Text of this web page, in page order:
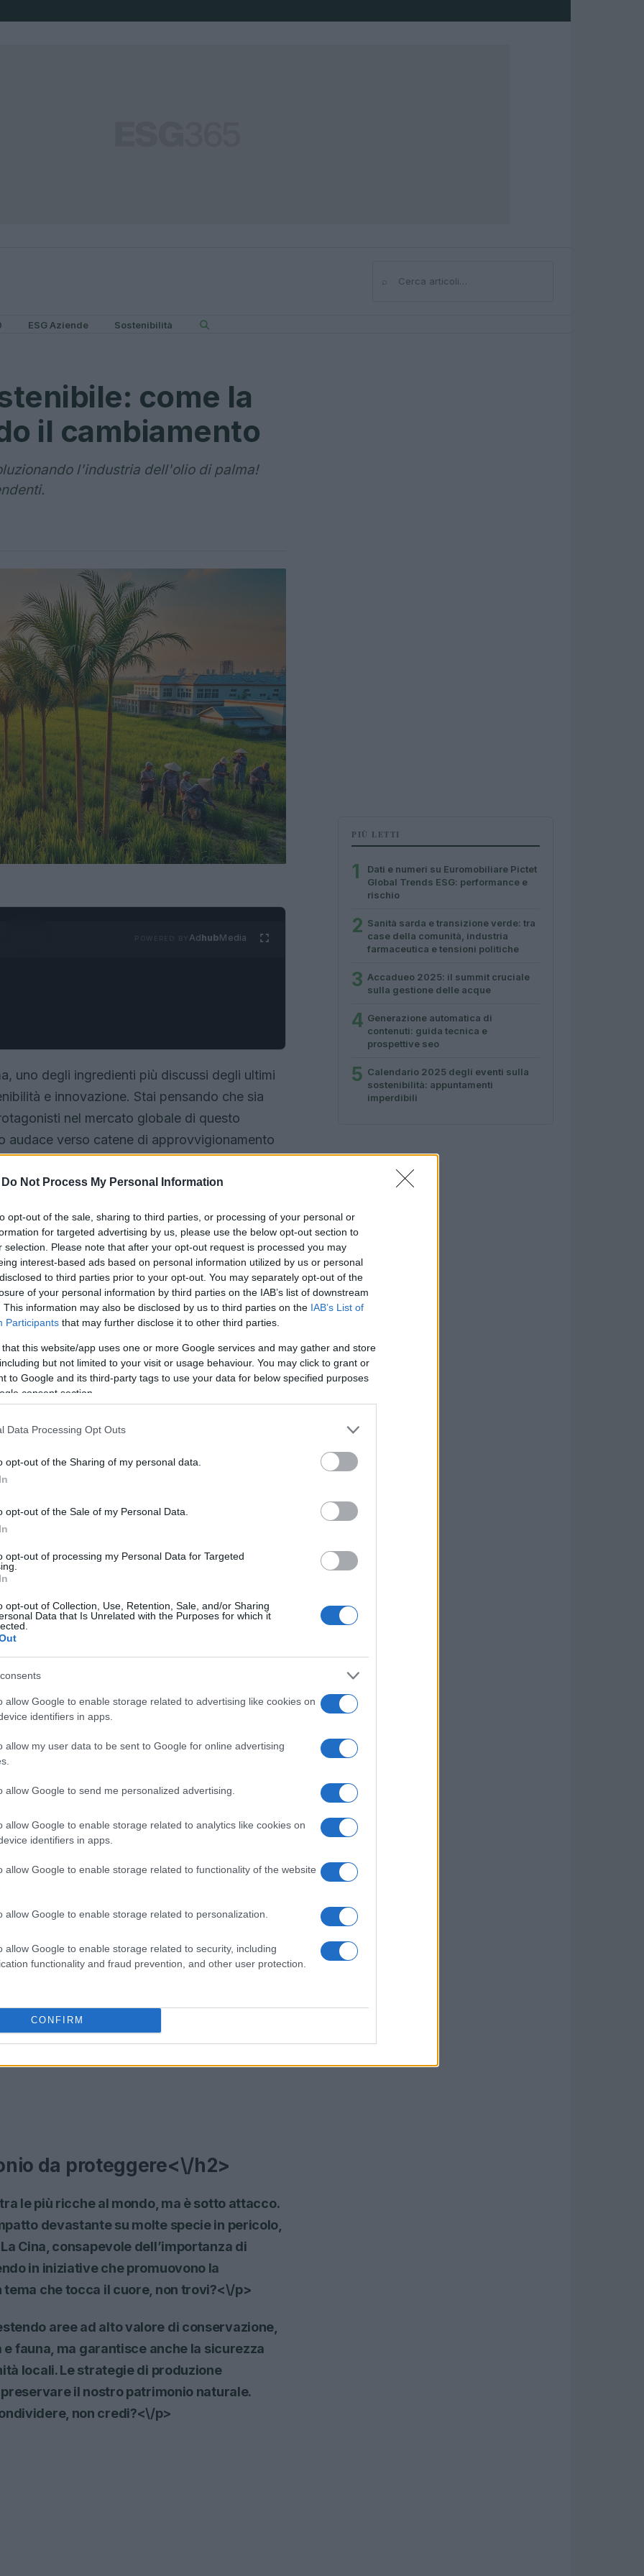
Do Not Process My Personal Information
opt-out of the sale, sharing to third parties, or processing of your personal or
for targeted advertising by us, please use the below opt-out section to
selection. Please note that after your opt-out request is processed you may
interest-based ads based on personal information utilized by us or personal
to third parties prior to your opt-out. You may separately opt-out of the
of your personal information by third parties on the IAB’s list of downstream
This information may also be disclosed by us to third parties on the IAB’s List of
Participants that may further disclose it to other third parties.
that this website/app uses one or more Google services and may gather and store
but not limited to your visit or usage behaviour. You may click to grant or
to Google and its third-party tags to use your data for below specified purposes
consent section.
Data Processing Opt Outs
opt-out of the Sharing of my personal data.
opt-out of the Sale of my Personal Data.
opt-out of processing my Personal Data for Targeted
opt-out of Collection, Use, Retention, Sale, and/or Sharing
Data that Is Unrelated with the Purposes for which it
allow Google to enable storage related to advertising like cookies on
identifiers in apps.
allow my user data to be sent to Google for online advertising
allow Google to send me personalized advertising.
allow Google to enable storage related to analytics like cookies on
identifiers in apps.
allow Google to enable storage related to functionality of the website
allow Google to enable storage related to personalization.
allow Google to enable storage related to security, including
functionality and fraud prevention, and other user protection.
CONFIRM
⌕Cerca
ESG Aziende Sostenibilità
come la
il cambiamento
l'industria dell'olio di palma!
AdhubMedia
uno degli ingredienti più discussi degli ultimi
e innovazione. Stai pensando che sia
nel mercato globale di questo
audace verso catene di approvvigionamento
articolo, esploreremo come il gigante
e sociali, tracciando un percorso verso un
più?<\/p>
climatico: una lotta
è da tempo associata a un grave
pluviali del Sud-est asiatico, veri e propri
dall’espansione delle piantagioni di
alla deforestazione globale. E questo
climatica che riguarda tutti noi. La
del carbonio, incide sull’11% delle
sta reagendo la Cina di fronte a tutto
di olio di palma, il paese sta adottando
le foreste, ma combattono anche il
e l’adozione di standard
le emissioni e di preservare gli
credi?<\/p>
da proteggere<\/h2>
le più ricche al mondo, ma è sotto attacco.
devastante su molte specie in pericolo,
Cina, consapevole dell’importanza di
in iniziative che promuovono la
che tocca il cuore, non trovi?<\/p>
aree ad alto valore di conservazione,
fauna, ma garantisce anche la sicurezza
locali. Le strategie di produzione
il nostro patrimonio naturale.
non credi?<\/p>
PIÙ LETTI
1
Dati e numeri su Euromobiliare Pictet
Global Trends ESG: performance e
rischio
2 Sanità sarda e transizione verde: tra
case della comunità, industria
farmaceutica e tensioni politiche
3 Accadueo 2025: il summit cruciale
sulla gestione delle acque
4 Generazione automatica di
contenuti: guida tecnica e
prospettive seo
5 Calendario 2025 degli eventi sulla
sostenibilità: appuntamenti
imperdibili